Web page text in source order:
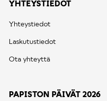
YHTEYSTIEDOT
Yhteystiedot
Laskutustiedot
Ota yhteyttä
PAPISTON PÄIVÄT 2026